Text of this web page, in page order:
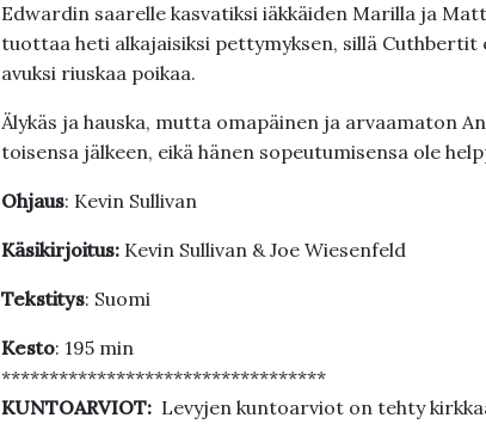
Edwardin saarelle kasvatiksi iäkkäiden Marilla ja
tuottaa heti alkajaisiksi pettymyksen, sillä
avuksi riuskaa poikaa.
Älykäs ja hauska, mutta omapäinen ja arvaamaton
toisensa jälkeen, eikä hänen sopeutumisensa ole
Ohjaus: Kevin Sullivan
Käsikirjoitus:Kevin Sullivan & Joe Wiesenfeld
Tekstitys: Suomi
Kesto: 195 min
**********************************
KUNTOARVIOT: Levyjen kuntoarviot on tehty